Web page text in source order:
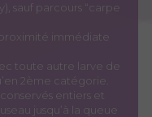
sauf parcours “carpe
immédiate
toute autre larve de
2ème catégorie.
entiers et
jusqu’à la queue